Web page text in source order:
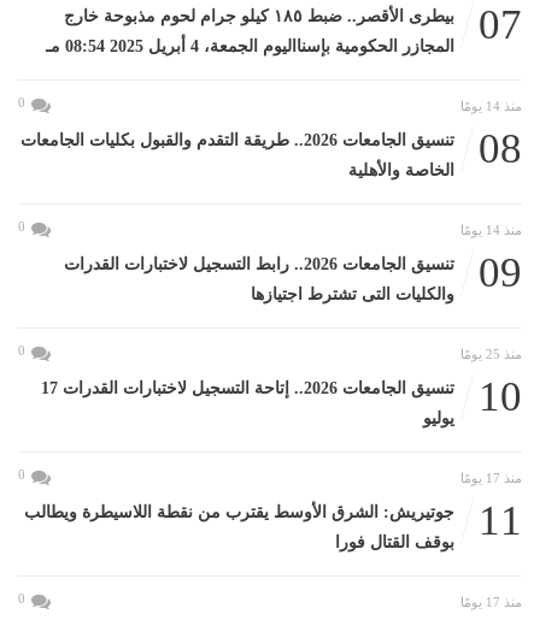
07
بيطرى الأقصر.. ضبط ١٨٥ كيلو جرام لحوم مذبوحة خارج
المجازر الحكومية بإسنااليوم الجمعة، 4 أبريل 2025 08:54 مـ
منذ 14 يومًا 0
08
تنسيق الجامعات 2026.. طريقة التقدم والقبول بكليات الجامعات
الخاصة والأهلية
منذ 14 يومًا 0
09
تنسيق الجامعات 2026.. رابط التسجيل لاختبارات القدرات
والكليات التى تشترط اجتيازها
منذ 25 يومًا 0
10
تنسيق الجامعات 2026.. إتاحة التسجيل لاختبارات القدرات 17
يوليو
منذ 17 يومًا 0
11
جوتيريش: الشرق الأوسط يقترب من نقطة اللاسيطرة ويطالب
بوقف القتال فورا
منذ 17 يومًا 0